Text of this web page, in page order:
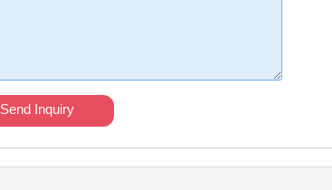
Send Inquiry